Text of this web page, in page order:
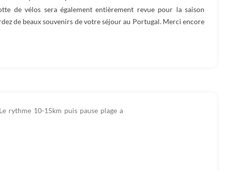
de vélos sera également entièrement revue pour la saison
de beaux souvenirs de votre séjour au Portugal. Merci encore
rythme 10-15km puis pause plage a